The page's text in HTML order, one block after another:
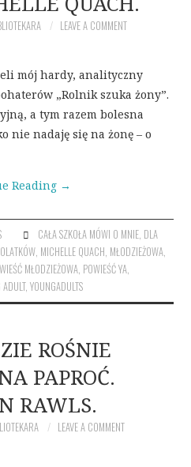
LEAVE A COMMENT
mój hardy, analityczny
„Rolnik szuka żony”.
a tym razem bolesna
nie nadaję się na żonę – o
Reading →
CAŁA SZKOŁA MÓWI O MNIE, DLA
MICHELLE QUACH MŁODZIEŻOWA
MŁODZIEŻOWA POWIEŚĆ YA
,YOUNGADULTS
ROŚNIE
PAPROĆ.
RAWLS.
LEAVE A COMMENT